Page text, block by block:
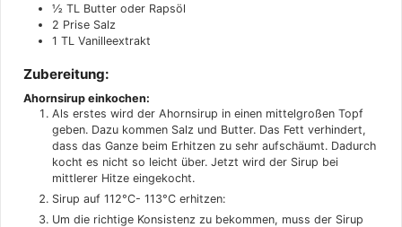
½ TL Butter oder Rapsöl
2 Prise Salz
1 TL Vanilleextrakt
Zubereitung:
Ahornsirup einkochen:
Als erstes wird der Ahornsirup in einen mittelgroßen Topf
geben. Dazu kommen Salz und Butter. Das Fett verhindert,
dass das Ganze beim Erhitzen zu sehr aufschäumt. Dadurch
kocht es nicht so leicht über. Jetzt wird der Sirup bei
mittlerer Hitze eingekocht.
Sirup auf 112°C- 113°C erhitzen:
Um die richtige Konsistenz zu bekommen, muss der Sirup